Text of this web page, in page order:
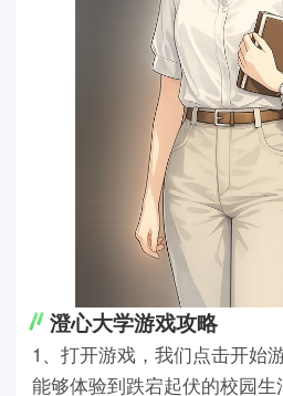
澄心大学游戏攻略
1、打开游戏，我们点击开始
能够体验到跌宕起伏的校园生